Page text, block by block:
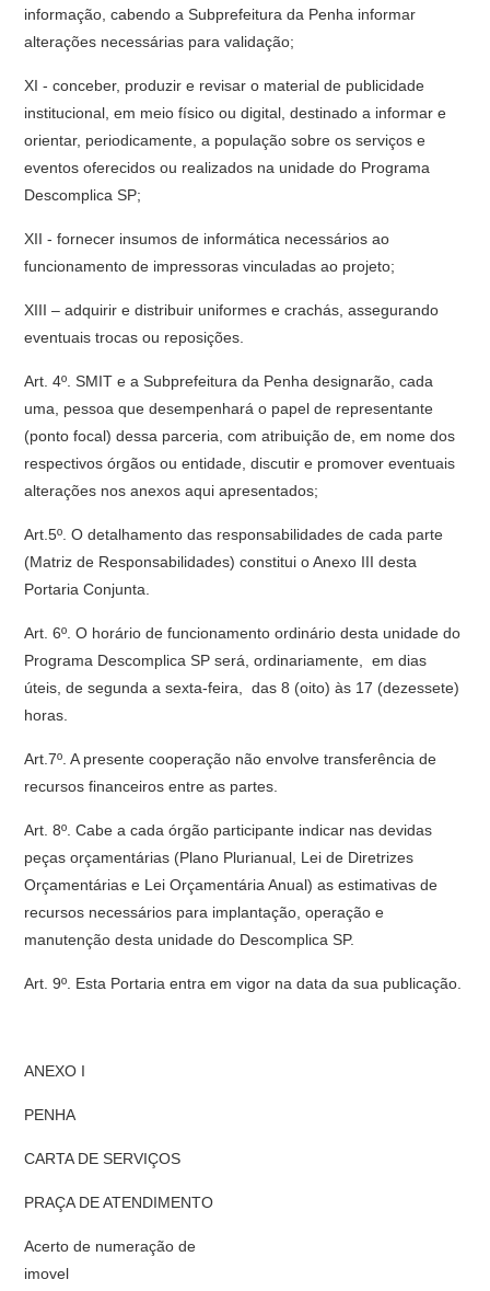
informação, cabendo a Subprefeitura da Penha informar
alterações necessárias para validação;
XI - conceber, produzir e revisar o material de publicidade
institucional, em meio físico ou digital, destinado a informar e
orientar, periodicamente, a população sobre os serviços e
eventos oferecidos ou realizados na unidade do Programa
Descomplica SP;
XII - fornecer insumos de informática necessários ao
funcionamento de impressoras vinculadas ao projeto;
XIII – adquirir e distribuir uniformes e crachás, assegurando
eventuais trocas ou reposições.
Art. 4º. SMIT e a Subprefeitura da Penha designarão, cada
uma, pessoa que desempenhará o papel de representante
(ponto focal) dessa parceria, com atribuição de, em nome dos
respectivos órgãos ou entidade, discutir e promover eventuais
alterações nos anexos aqui apresentados;
Art.5º. O detalhamento das responsabilidades de cada parte
(Matriz de Responsabilidades) constitui o Anexo III desta
Portaria Conjunta.
Art. 6º. O horário de funcionamento ordinário desta unidade do
Programa Descomplica SP será, ordinariamente, em dias
úteis, de segunda a sexta-feira, das 8 (oito) às 17 (dezessete)
horas.
Art.7º. A presente cooperação não envolve transferência de
recursos financeiros entre as partes.
Art. 8º. Cabe a cada órgão participante indicar nas devidas
peças orçamentárias (Plano Plurianual, Lei de Diretrizes
Orçamentárias e Lei Orçamentária Anual) as estimativas de
recursos necessários para implantação, operação e
manutenção desta unidade do Descomplica SP.
Art. 9º. Esta Portaria entra em vigor na data da sua publicação.
ANEXO I
PENHA
CARTA DE SERVIÇOS
PRAÇA DE ATENDIMENTO
Acerto de numeração de